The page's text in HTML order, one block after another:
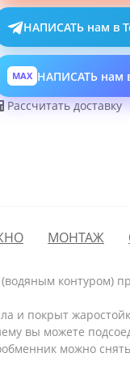
НАПИСАТЬ нам в
MAX НАПИСАТЬ нам
Рассчитать доставку
МОНТАЖ
контуром)
и покрыт
вы можете
можно